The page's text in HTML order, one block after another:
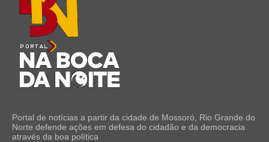
Portal de notícias a partir da cidade de Mossoró, Rio Grande do
Norte defende ações em defesa do cidadão e da democracia
através da boa política